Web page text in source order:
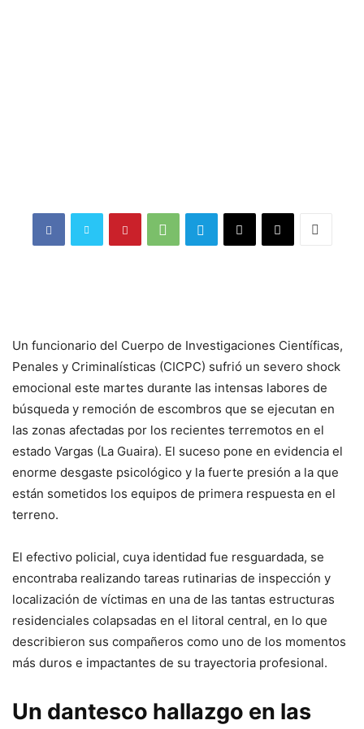
Un funcionario del Cuerpo de Investigaciones Científicas,
Penales y Criminalísticas (CICPC) sufrió un severo shock
emocional este martes durante las intensas labores de
búsqueda y remoción de escombros que se ejecutan en
las zonas afectadas por los recientes terremotos en el
estado Vargas (La Guaira). El suceso pone en evidencia el
enorme desgaste psicológico y la fuerte presión a la que
están sometidos los equipos de primera respuesta en el
terreno.
El efectivo policial, cuya identidad fue resguardada, se
encontraba realizando tareas rutinarias de inspección y
localización de víctimas en una de las tantas estructuras
residenciales colapsadas en el litoral central, en lo que
describieron sus compañeros como uno de los momentos
más duros e impactantes de su trayectoria profesional.
Un dantesco hallazgo en las